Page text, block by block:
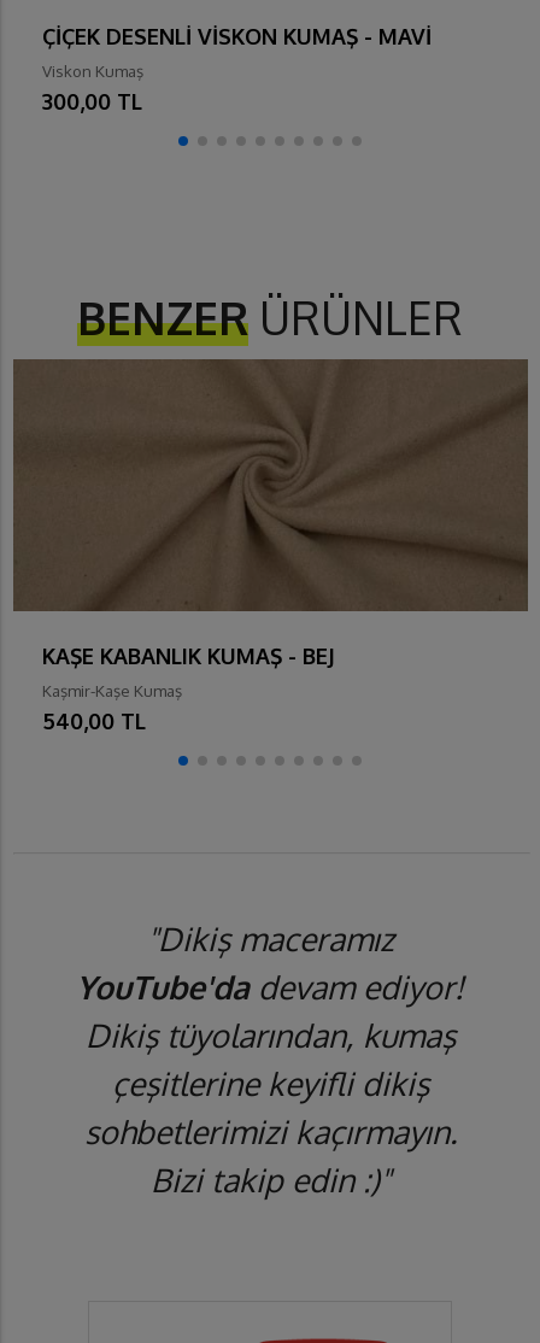
ÇİÇEK DESENLİ VİSKON KUMAŞ - MAVİ
Viskon Kumaş
300,00 TL
BENZER ÜRÜNLER
KAŞE KABANLIK KUMAŞ - BEJ
Kaşmir-Kaşe Kumaş
540,00 TL
"Dikiş maceramız
YouTube'dadevam ediyor!
Dikiş tüyolarından, kumaş
çeşitlerine keyifli dikiş
sohbetlerimizi kaçırmayın.
Bizi takip edin :)"